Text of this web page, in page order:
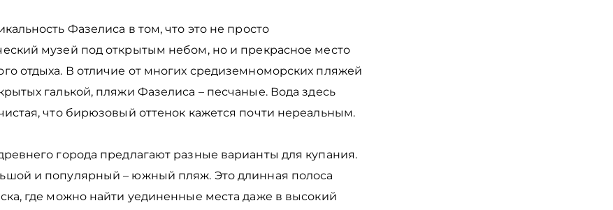
Фазелиса в том, что это не просто
музей под открытым небом, но и прекрасное место
отдыха. В отличие от многих средиземноморских пляжей
галькой, пляжи Фазелиса – песчаные. Вода здесь
что бирюзовый оттенок кажется почти нереальным.
города предлагают разные варианты для купания.
и популярный – южный пляж. Это длинная полоса
где можно найти уединенные места даже в высокий